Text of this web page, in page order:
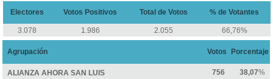
Electores Votos Positivos Total de Votos % de Votantes
3.078 1.986 2.055 66,76%
Agrupación Votos Porcentaje
ALIANZA AHORA SAN LUIS 756 38,07%